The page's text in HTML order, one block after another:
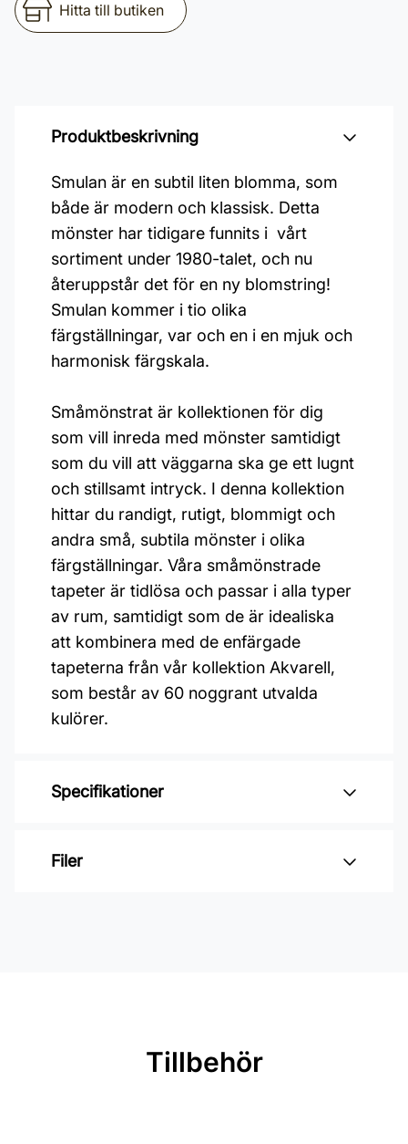
Hitta till butiken
Produktbeskrivning
Smulan är en subtil liten blomma, som
både är modern och klassisk. Detta
mönster har tidigare funnits i vårt
sortiment under 1980-talet, och nu
återuppstår det för en ny blomstring!
Smulan kommer i tio olika
färgställningar, var och en i en mjuk och
harmonisk färgskala.
Småmönstrat är kollektionen för dig
som vill inreda med mönster samtidigt
som du vill att väggarna ska ge ett lugnt
och stillsamt intryck. I denna kollektion
hittar du randigt, rutigt, blommigt och
andra små, subtila mönster i olika
färgställningar. Våra småmönstrade
tapeter är tidlösa och passar i alla typer
av rum, samtidigt som de är idealiska
att kombinera med de enfärgade
tapeterna från vår kollektion Akvarell,
som består av 60 noggrant utvalda
kulörer.
Specifikationer
Varumärke: Duro
Rullängd: 10,05 m
Filer
Tillbehör